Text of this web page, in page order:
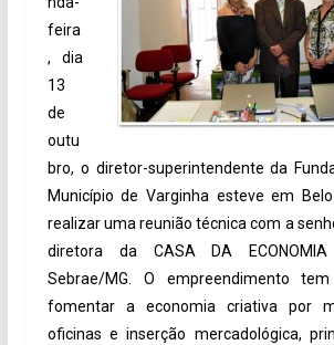
feira
, dia
13
de
outu
bro, o diretor-superintendente da
Município de Varginha esteve em
realizar uma reunião técnica com a
diretora da CASA DA ECONOMIA
Sebrae/MG. O empreendimento
fomentar a economia criativa por
oficinas e inserção mercadológica,